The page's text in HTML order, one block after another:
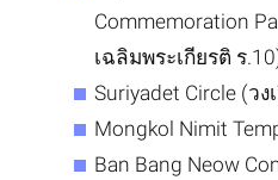
Commemoration
เฉลิมพระเกียรติ ร
Suriyadet Circle (ว
Mongkol Nimit
Ban Bang Neow